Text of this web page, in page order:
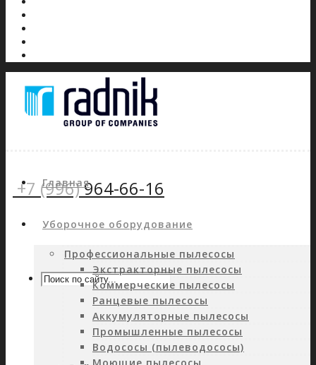
+7 (996)964-66-16
Главная
Уборочное оборудование
Профессиональные пылесосы
Экстракторные пылесосы
Коммерческие пылесосы
Ранцевые пылесосы
Аккумуляторные пылесосы
Промышленные пылесосы
Водососы (пылеводососы)